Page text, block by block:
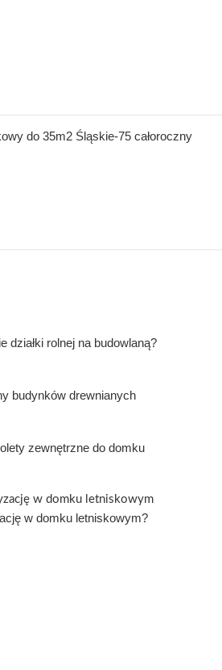
do 35m2 Śląskie-75 całoroczny
działki rolnej na budowlaną?
budynków drewnianych
zewnętrzne do domku
w domku letniskowym?